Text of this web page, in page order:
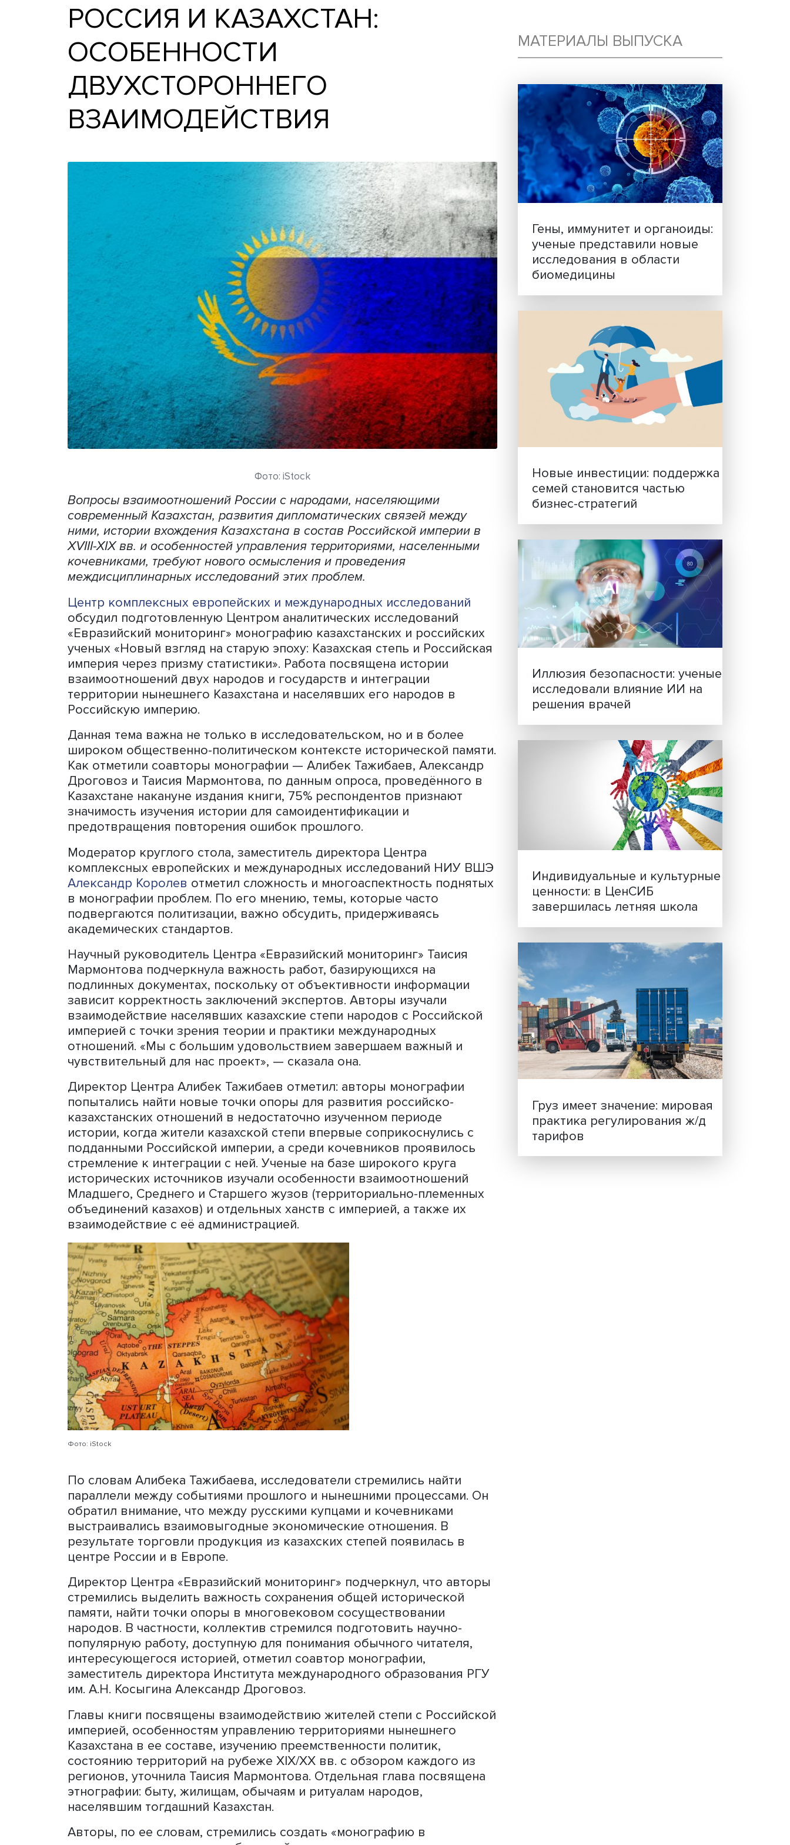
РОССИЯ И КАЗАХСТАН:
ОСОБЕННОСТИ
ДВУХСТОРОННЕГО
ВЗАИМОДЕЙСТВИЯ
Фото: iStock
Вопросы взаимоотношений России с народами, населяющими
современный Казахстан, развития дипломатических связей между
ними, истории вхождения Казахстана в состав Российской империи в
XVIII-XIX вв. и особенностей управления территориями, населенными
кочевниками, требуют нового осмысления и проведения
междисциплинарных исследований этих проблем.
Центр комплексных европейских и международных исследований
обсудил подготовленную Центром аналитических исследований
«Евразийский мониторинг» монографию казахстанских и российских
ученых «Новый взгляд на старую эпоху: Казахская степь и Российская
империя через призму статистики». Работа посвящена истории
взаимоотношений двух народов и государств и интеграции
территории нынешнего Казахстана и населявших его народов в
Российскую империю.
Данная тема важна не только в исследовательском, но и в более
широком общественно-политическом контексте исторической памяти.
Как отметили соавторы монографии — Алибек Тажибаев, Александр
Дроговоз и Таисия Мармонтова, по данным опроса, проведённого в
Казахстане накануне издания книги, 75% респондентов признают
значимость изучения истории для самоидентификации и
предотвращения повторения ошибок прошлого.
Модератор круглого стола, заместитель директора Центра
комплексных европейских и международных исследований НИУ ВШЭ
Александр Королевотметил сложность и многоаспектность поднятых
в монографии проблем. По его мнению, темы, которые часто
подвергаются политизации, важно обсудить, придерживаясь
академических стандартов.
Научный руководитель Центра «Евразийский мониторинг» Таисия
Мармонтова подчеркнула важность работ, базирующихся на
подлинных документах, поскольку от объективности информации
зависит корректность заключений экспертов. Авторы изучали
взаимодействие населявших казахские степи народов с Российской
империей с точки зрения теории и практики международных
отношений. «Мы с большим удовольствием завершаем важный и
чувствительный для нас проект», — сказала она.
Директор Центра Алибек Тажибаев отметил: авторы монографии
попытались найти новые точки опоры для развития российско-
казахстанских отношений в недостаточно изученном периоде
истории, когда жители казахской степи впервые соприкоснулись с
подданными Российской империи, а среди кочевников проявилось
стремление к интеграции с ней. Ученые на базе широкого круга
исторических источников изучали особенности взаимоотношений
Младшего, Среднего и Старшего жузов (территориально-племенных
объединений казахов) и отдельных ханств с империей, а также их
взаимодействие с её администрацией.
По словам Алибека Тажибаева, исследователи стремились найти
параллели между событиями прошлого и нынешними процессами. Он
обратил внимание, что между русскими купцами и кочевниками
выстраивались взаимовыгодные экономические отношения. В
результате торговли продукция из казахских степей появилась в
центре России и в Европе.
МАТЕРИАЛЫ ВЫПУСКА
ученые представили
исследования в области
биомедицины
Новые инвестиции:
семей становится частью
бизнес-стратегий
Иллюзия безопасности:
исследовали влияние
решения врачей
Индивидуальные и
ценности: в ЦенСИБ
завершилась летняя